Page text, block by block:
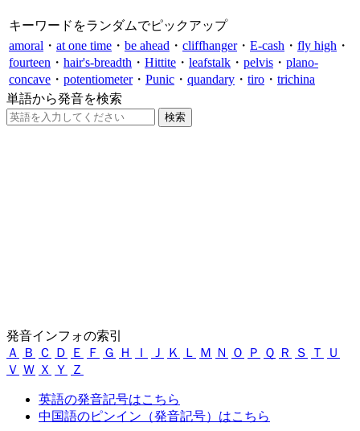
キーワードをランダムでピックアップ
amoral ・ at one time ・ be ahead ・ cliffhanger・ E-cash ・ fly high ・
fourteen ・ hair's-breadth ・ Hittite ・ leafstalk ・ pelvis ・ plano-
concave ・ potentiometer・ Punic ・ quandary ・ tiro ・ trichina
単語から発音を検索
発音インフォの索引
Ａ
Ｂ Ｃ Ｄ Ｅ Ｆ Ｇ Ｈ Ｉ Ｊ Ｋ Ｌ Ｍ Ｎ Ｏ Ｐ Ｑ Ｒ Ｓ Ｔ
Ｕ
Ｖ Ｗ Ｘ Ｙ Ｚ
英語の発音記号はこちら
中国語のピンイン（発音記号）はこちら